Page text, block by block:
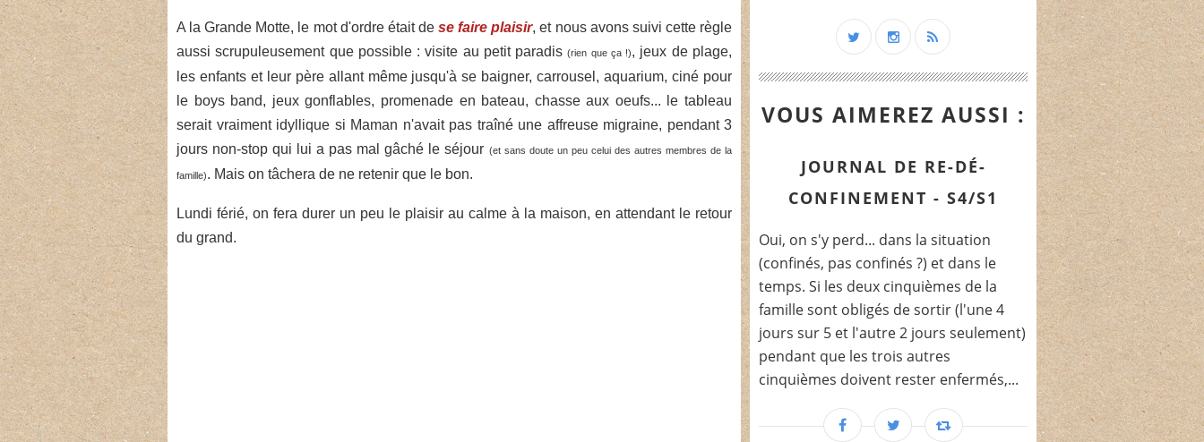
A la Grande Motte, le mot d'ordre était dese faire plaisir, et nous avons suivi cette règle
aussi scrupuleusement que possible : visite au petit paradis(rien que ça !), jeux de plage,
les enfants et leur père allant même jusqu'à se baigner, carrousel, aquarium, ciné pour
le boys band, jeux gonflables, promenade en bateau, chasse aux oeufs... le tableau
serait vraiment idyllique si Maman n'avait pas traîné une affreuse migraine, pendant 3
jours non-stop qui lui a pas mal gâché le séjour (et sans doute un peu celui des autres membres de la
famille). Mais on tâchera de ne retenir que le bon.
Lundi férié, on fera durer un peu le plaisir au calme à la maison, en attendant le retour
du grand.
VOUS AIMEREZ AUSSI :
JOURNAL DE RE-DÉ-
CONFINEMENT - S4/S1
Oui, on s'y perd... dans la situation
(confinés, pas confinés ?) et dans le
temps. Si les deux cinquièmes de la
famille sont obligés de sortir (l'une 4
jours sur 5 et l'autre 2 jours seulement)
pendant que les trois autres
cinquièmes doivent rester enfermés,...